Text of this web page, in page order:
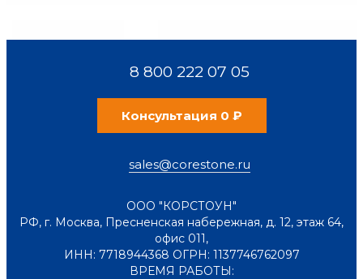
8 800 222 07 05
Консультация 0 ₽
sales@corestone.ru
ООО "КОРСТОУН"
РФ, г. Москва, Пресненская набережная, д. 12, этаж 64,
офис 011,
ИНН: 7718944368 ОГРН: 1137746762097
ВРЕМЯ РАБОТЫ: